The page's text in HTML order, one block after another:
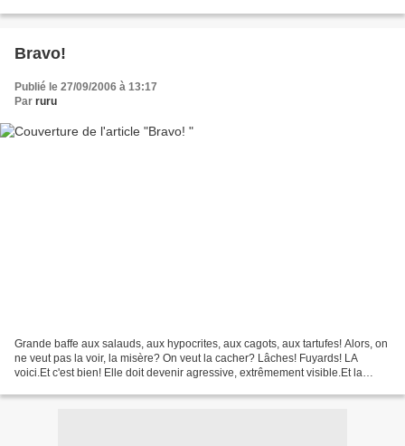
Bravo!
Publié le 27/09/2006 à 13:17
Par ruru
Grande baffe aux salauds, aux hypocrites, aux cagots, aux tartufes! Alors, on
ne veut pas la voir, la misère? On veut la cacher? Lâches! Fuyards! LA
voici.Et c'est bien! Elle doit devenir agressive, extrêmement visible.Et la